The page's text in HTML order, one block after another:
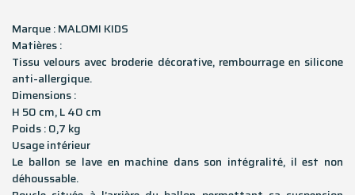
Marque : MALOMI KIDS
Matières :
Tissu velours avec broderie décorative, rembourrage en silicone
anti-allergique.
Dimensions :
H 50 cm, L 40 cm
Poids : 0,7 kg
Usage intérieur
Le ballon se lave en machine dans son intégralité, il est non
déhoussable.